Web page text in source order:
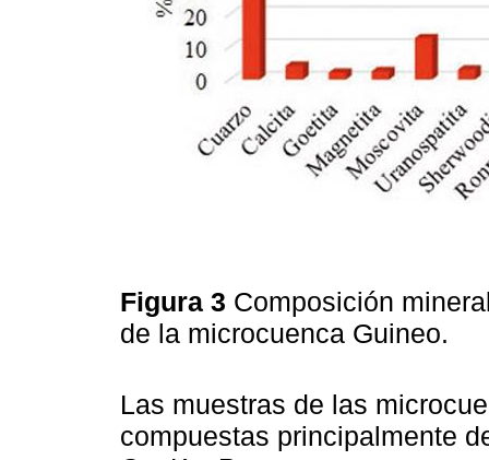
Figura 3 Composición
de la microcuenca Guineo.
Las muestras de las
compuestas principalmente